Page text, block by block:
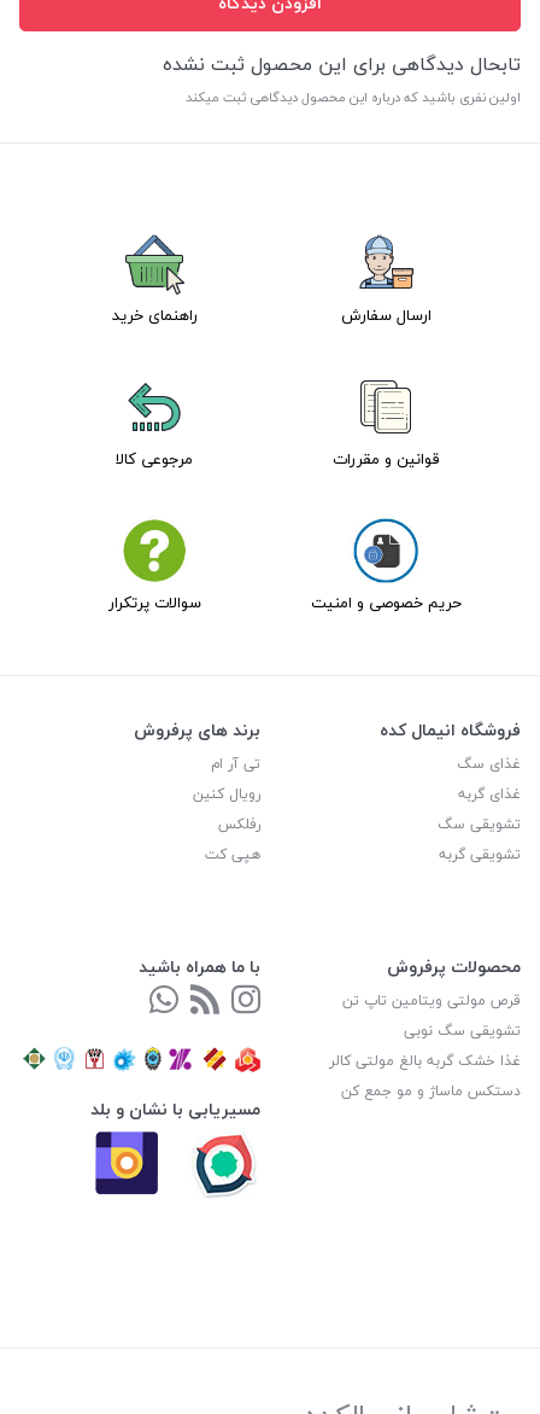
تابحال دیدگاهی برای این محصول ثبت نشده
اولین نفری باشید که درباره این محصول دیدگاهی ثبت میکند
ارسال سفارش راهنمای خرید
قوانین و مقررات مرجوعی کالا
حریم خصوصی و امنیت سوالات پرتکرار
فروشگاه انیمال کده
غذای سگ
غذای گربه
تشویقی سگ
تشویقی گربه
برند های پرفروش
تی آر ام
رویال کنین
رفلکس
هپی کت
محصولات پرفروش
قرص مولتی ویتامین تاپ تن
تشویقی سگ نوبی
غذا خشک گربه بالغ مولتی کالر
دستکس ماساژ و مو جمع کن
با ما همراه باشید
مسیریابی با نشان و بلد